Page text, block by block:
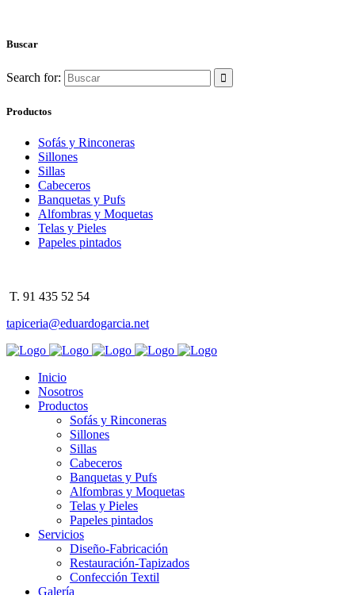
Buscar
Search for:
Productos
Sofás y Rinconeras
Sillones
Sillas
Cabeceros
Banquetas y Pufs
Alfombras y Moquetas
Telas y Pieles
Papeles pintados
T. 91 435 52 54
tapiceria@eduardogarcia.net
Inicio
Nosotros
Productos
Sofás y Rinconeras
Sillones
Sillas
Cabeceros
Banquetas y Pufs
Alfombras y Moquetas
Telas y Pieles
Papeles pintados
Servicios
Diseño-Fabricación
Restauración-Tapizados
Confección Textil
Galería